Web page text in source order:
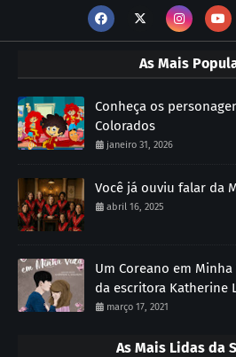
As Mais
Conheça os
Colorados
janeiro 31, 2026
Você já ouviu falar da
abril 16, 2025
Um Coreano em
da escritora Katherine
março 17, 2021
As Mais Lidas da